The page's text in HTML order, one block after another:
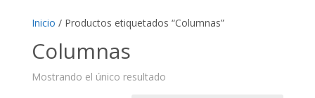
Inicio / Productos etiquetados “Columnas”
Columnas
Mostrando el único resultado